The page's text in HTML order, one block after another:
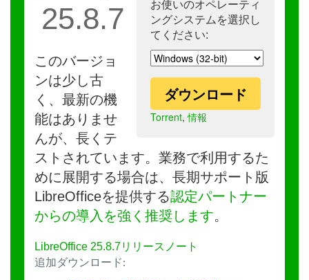
お使いのオペレーティ
ングシステムを選択し
てください:
ダウンロード
Torrent,情報
25.8.7
このバージョ
ンは少し古
く、最新の機
能はありませ
んが、長くテ
ストされています。業務で利用するた
めに展開する場合は、長期サポート版
LibreOfficeを提供する認定パートナー
からの導入を強く推奨します。
LibreOffice 25.8.7リリースノート
追加ダウンロード: